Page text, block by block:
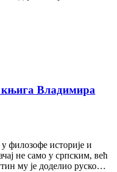
књига Владимира
филозофе историје и
не само у српским, већ
му је доделио руско…